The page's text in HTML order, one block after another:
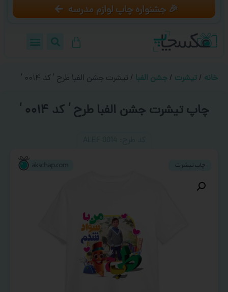
🎉 جشنواره چاپ لوازم مدرسه
خانه / تیشرت / جشن الفبا / تیشرت جشن الفبا طرح ‘ کد ۰۰۱۴ ‘
چاپ تیشرت جشن الفبا طرح ‘ کد ۰۰۱۴ ‘